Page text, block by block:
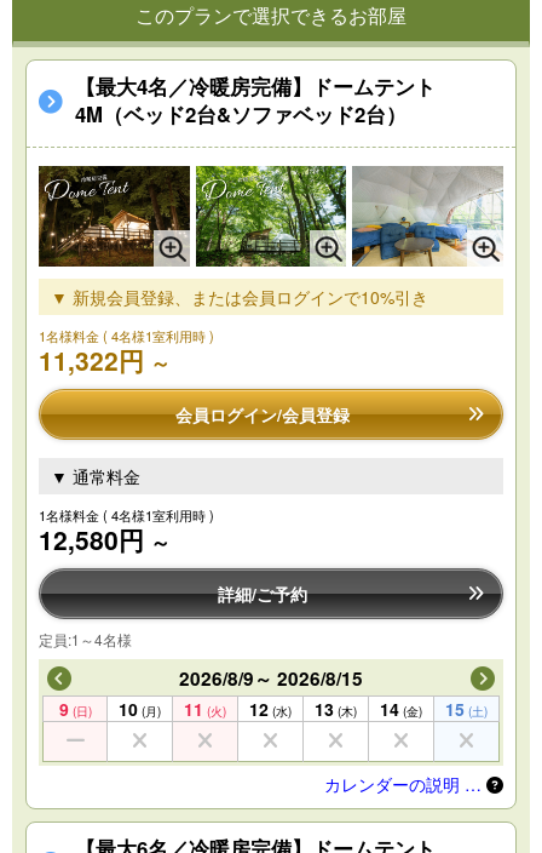
このプランで選択できるお部屋
【最大4名／冷暖房完備】ドームテント
4M（ベッド2台&ソファベッド2台）
▼ 新規会員登録、または会員ログインで10%引き
1名様料金( 4名様1室利用時 )
11,322円 ～
会員ログイン/会員登録
▼ 通常料金
1名様料金( 4名様1室利用時 )
12,580円 ～
詳細/ご予約
定員:1～4名様
2026/8/9～ 2026/8/15
9 (日) 10 (月) 11 (火) 12 (水) 13 (木) 14 (金) 15 (土)
カレンダーの説明 …